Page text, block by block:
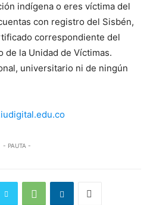
indígena o eres víctima del
con registro del Sisbén,
correspondiente del
la Unidad de Víctimas.
universitario ni de ningún
- PAUTA -